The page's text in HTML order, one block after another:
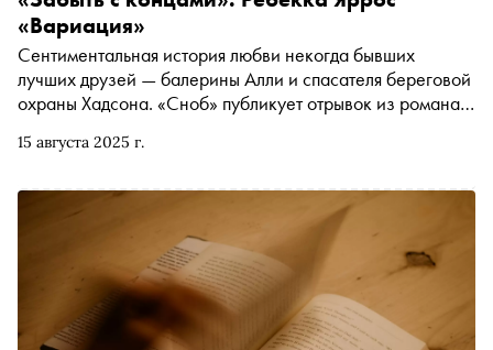
15 августа 2025 г.
«Вариация»
Сентиментальная история любви некогда бывших
лучших друзей — балерины Алли и спасателя береговой
охраны Хадсона. «Сноб» публикует отрывок из романа,